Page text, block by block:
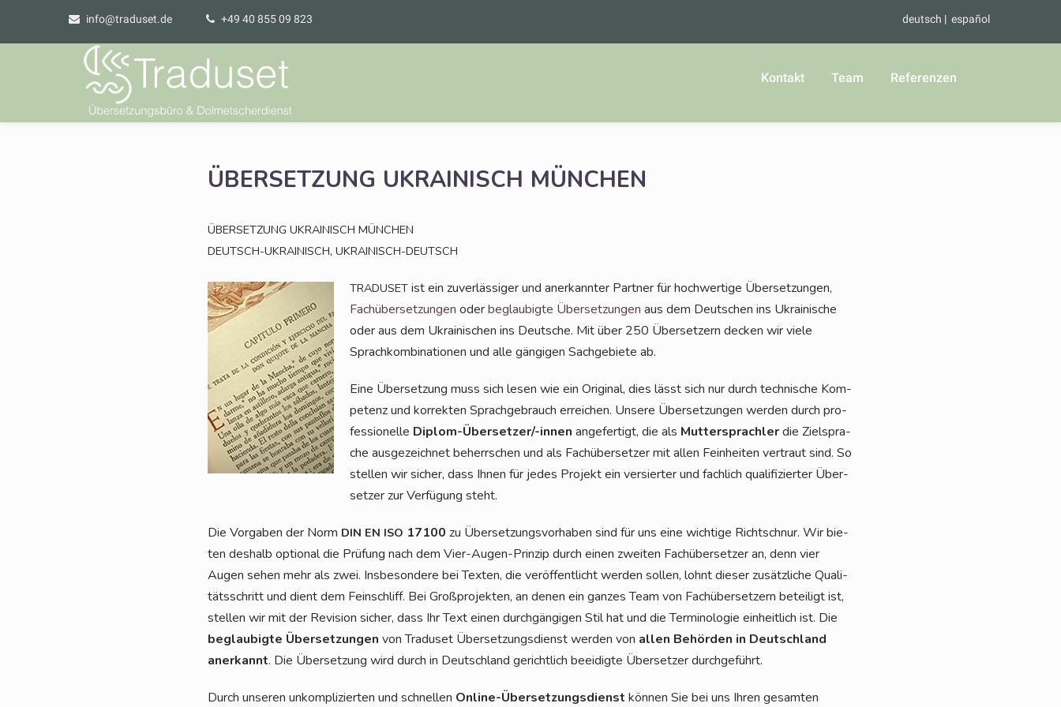
info@traduset.de +49 40 855 09 823 deutsch español
Kontakt Team Referenzen
ÜBERSETZUNG UKRAINISCH MÜNCHEN
ÜBERSETZUNG UKRAINISCH MÜNCHEN
DEUTSCH-UKRAINISCH, UKRAINISCH-DEUTSCH
TRADUSETist ein zuver­läs­si­ger und aner­kann­ter Part­ner für hoch­wer­ti­ge Über­set­zun­gen,
Fach­über­set­zun­gen oderbeglau­big­te Über­set­zun­gen aus dem Deut­schen ins Ukrai­ni­sche
oder aus dem Ukrai­ni­schen ins Deut­sche. Mit über 250 Über­set­zern decken wir vie­le
Sprach­kom­bi­na­tio­nen und alle gän­gi­gen Sach­ge­bie­te ab.
Eine Über­set­zung muss sich lesen wie ein Ori­gi­nal, dies lässt sich nur durch tech­ni­sche Kom­
pe­tenz und kor­rek­ten Sprach­ge­brauch errei­chen. Unse­re Über­set­zun­gen wer­den durch pro­
fes­sio­nel­le Diplom-Über­set­zer/-innen ange­fer­tigt, die als Mut­ter­sprach­lerdie Ziel­spra­
che aus­ge­zeich­net beherr­schen und als Fach­über­set­zer mit allen Fein­hei­ten ver­traut sind. So
stel­len wir sicher, dass Ihnen für jedes Pro­jekt ein ver­sier­ter und fach­lich qua­li­fi­zier­ter Über­
set­zer zur Ver­fü­gung steht.
Die Vor­ga­ben der Norm DIN EN ISO 17100 zu Über­set­zungs­vor­ha­ben sind für uns eine wich­ti­ge Richt­schnur. Wir bie­
ten des­halb optio­nal die Prü­fung nach dem Vier-Augen-Prin­zip durch einen zwei­ten Fach­über­set­zer an, denn vier
Augen sehen mehr als zwei. Ins­be­son­de­re bei Tex­ten, die ver­öf­fent­licht wer­den sol­len, lohnt die­ser zusätz­li­che Qua­li­
täts­schritt und dient dem Fein­schliff. Bei Groß­pro­jek­ten, an denen ein gan­zes Team von Fach­über­set­zern betei­ligt ist,
stel­len wir mit der Revi­si­on sicher, dass Ihr Text einen durch­gän­gi­gen Stil hat und die Ter­mi­no­lo­gie ein­heit­lich ist. Die
beglau­big­te Über­set­zun­gen von Tra­du­set Über­set­zungs­dienst wer­den von allen Behör­den in Deutsch­land
aner­kannt. Die Über­set­zung wird durch in Deutsch­land gericht­lich beei­dig­te Über­set­zer durchgeführt.
Durch unse­ren unkom­pli­zier­ten und schnel­len Online-Über­set­zungs­dienst kön­nen Sie bei uns Ihren gesam­ten